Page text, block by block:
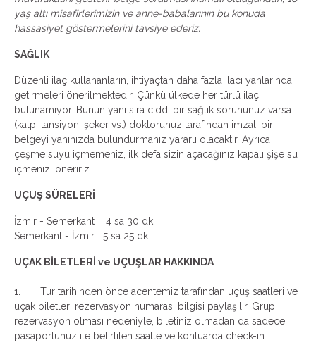
yaş altı misafirlerimizin ve anne-babalarının bu konuda
hassasiyet göstermelerini tavsiye ederiz.
SAĞLIK
Düzenli ilaç kullananların, ihtiyaçtan daha fazla ilacı yanlarında
getirmeleri önerilmektedir. Çünkü ülkede her türlü ilaç
bulunamıyor. Bunun yanı sıra ciddi bir sağlık sorununuz varsa
(kalp, tansiyon, şeker vs.) doktorunuz tarafından imzalı bir
belgeyi yanınızda bulundurmanız yararlı olacaktır. Ayrıca
çeşme suyu içmemeniz, ilk defa sizin açacağınız kapalı şişe su
içmenizi öneririz.
UÇUŞ SÜRELERİ
İzmir - Semerkant 4 sa 30 dk
Semerkant - İzmir 5 sa 25 dk
UÇAK BİLETLERİ ve UÇUŞLAR HAKKINDA
1. Tur tarihinden önce acentemiz tarafından uçuş saatleri ve
uçak biletleri rezervasyon numarası bilgisi paylaşılır. Grup
rezervasyon olması nedeniyle, biletiniz olmadan da sadece
pasaportunuz ile belirtilen saatte ve kontuarda check-in